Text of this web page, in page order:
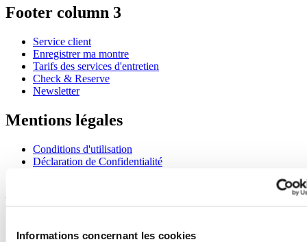
Informations concernant les cookies
Footer column 3
Service client
Enregistrer ma montre
Tarifs des services d'entretien
Check & Reserve
Newsletter
Mentions légales
Conditions d'utilisation
Déclaration de Confidentialité
Rejoignez le club CERTINA
S'inscrire pour recevoir des informations exclusives